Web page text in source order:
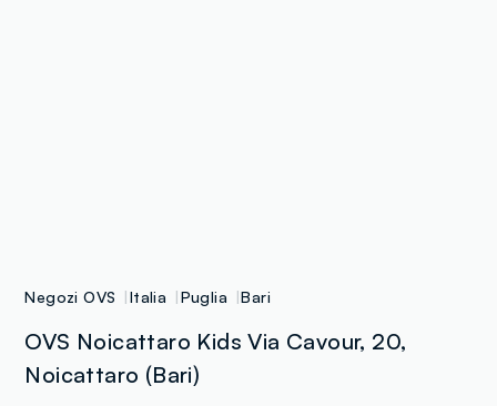
Negozi OVS Italia Puglia Bari
OVS Noicattaro Kids Via Cavour, 20,
Noicattaro (Bari)